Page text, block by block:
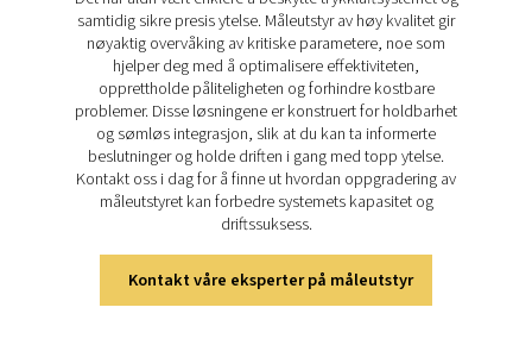
inspeksjoner avgjørende for bærekraftig ytelse. Leak
1X og 2X gjør denne prosessen enklere med
ultralyddeteksjon, lekkasjeberegninger i sanntid og
visuell dokumentasjon. Ved å hjelpe bedrifter med å
energitap raskt, forbedrer disse verktøyene
og støtter kostnadseffektiv drift.
Oppdag de viktigste